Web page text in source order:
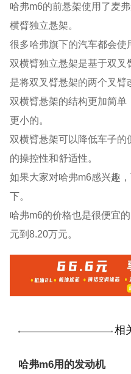
哈弗m6的前悬架使用了麦
横臂独立悬架。
很多哈弗旗下的汽车都会使
双横臂独立悬架是基于双
是将双叉臂悬架的两个叉臂
双横臂悬架的结构更加简
更小的。
双横臂悬架可以降低车子
的操控性和舒适性。
如果大家对哈弗m6感兴趣
下。
哈弗m6的价格也是很便宜
元到8.20万元。
相
哈弗m6用的发动机